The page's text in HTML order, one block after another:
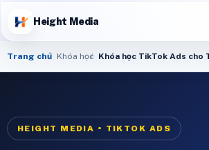
Height Media
Trang chủ Khóa học Khóa học TikTok Ads cho
HEIGHT MEDIA • TIKTOK ADS